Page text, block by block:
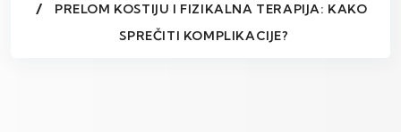
PRELOM KOSTIJU I FIZIKALNA TERAPIJA: KAKO
SPREČITI KOMPLIKACIJE?